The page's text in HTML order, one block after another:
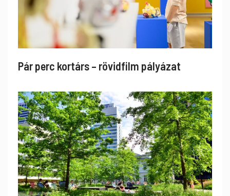
Pár perc kortárs – rövidfilm pályázat